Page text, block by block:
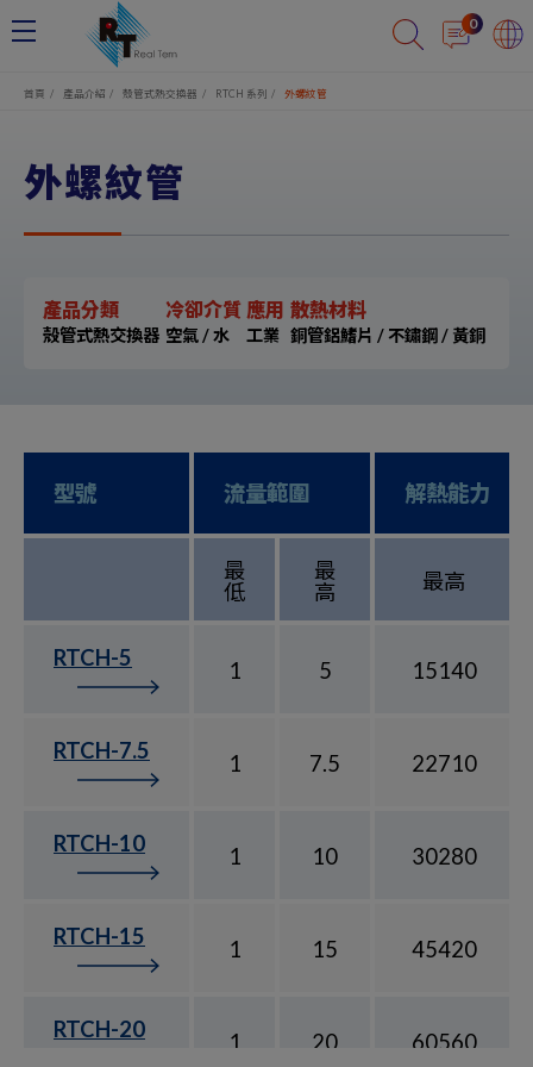
0
首頁 產品介紹 殼管式熱交換器 RTCH 系列 外螺紋管
外螺紋管
產品分類
殼管式熱交換器
冷卻介質
空氣 / 水
應用
工業
散熱材料
銅管鋁鰭片 / 不鏽鋼 / 黃銅
型號 流量範圍 解熱能力
最
低
最
高
最高
RTCH-5 1 5 15140
RTCH-7.5 1 7.5 22710
RTCH-10 1 10 30280
RTCH-15 1 15 45420
RTCH-20 1 20 60560
Cookie管理面板